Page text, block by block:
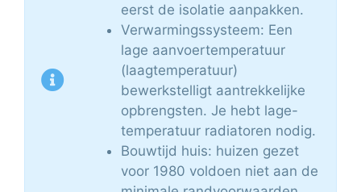
eerst de isolatie aanpakken.
Verwarmingssysteem: Een
lage aanvoertemperatuur
(laagtemperatuur)
bewerkstelligt aantrekkelijke
opbrengsten. Je hebt lage-
temperatuur radiatoren nodig.
Bouwtijd huis: huizen gezet
voor 1980 voldoen niet aan de